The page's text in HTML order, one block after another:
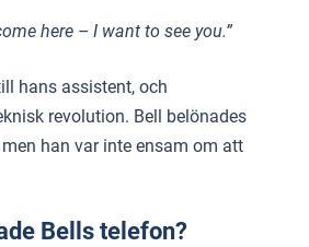
here – I want to see you.”
hans assistent, och
revolution. Bell belönades
han var inte ensam om att
Bells telefon?